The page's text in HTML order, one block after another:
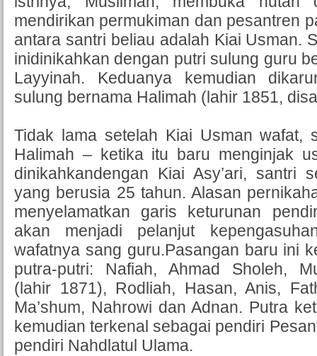
mendirikan permukiman dan pesantren
antara santri beliau adalah Kiai Usman.
inidinikahkan dengan putri sulung guru
Layyinah. Keduanya kemudian
sulung bernama Halimah (lahir 1851,
Tidak lama setelah Kiai Usman wafat,
Halimah – ketika itu baru menginjak
dinikahkandengan Kiai Asy’ari, santri
yang berusia 25 tahun. Alasan
menyelamatkan garis keturunan
akan menjadi pelanjut
wafatnya sang guru.Pasangan baru ini
putra-putri: Nafiah, Ahmad Sholeh,
(lahir 1871), Rodliah, Hasan, Anis,
Ma’shum, Nahrowi dan Adnan. Putra
kemudian terkenal sebagai pendiri
pendiri Nahdlatul Ulama.